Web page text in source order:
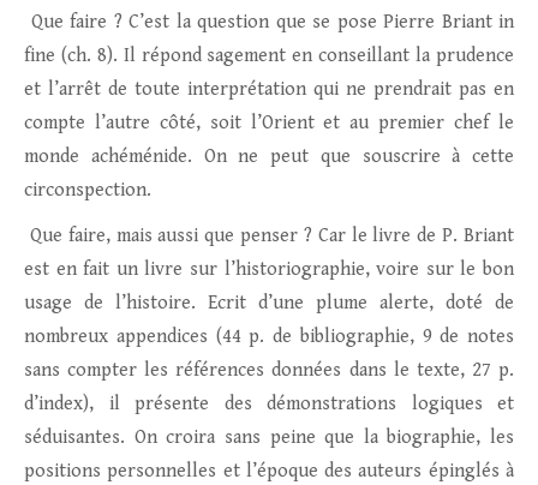
Que faire ? C’est la question que se pose Pierre Briant in
fine (ch. 8). Il répond sagement en conseillant la prudence
et l’arrêt de toute interprétation qui ne prendrait pas en
compte l’autre côté, soit l’Orient et au premier chef le
monde achéménide. On ne peut que souscrire à cette
circonspection.
Que faire, mais aussi que penser ? Car le livre de P. Briant
est en fait un livre sur l’historiographie, voire sur le bon
usage de l’histoire. Ecrit d’une plume alerte, doté de
nombreux appendices (44 p. de bibliographie, 9 de notes
sans compter les références données dans le texte, 27 p.
d’index), il présente des démonstrations logiques et
séduisantes. On croira sans peine que la biographie, les
positions personnelles et l’époque des auteurs épinglés à